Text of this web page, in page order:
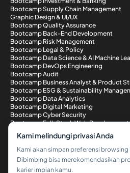
Bootcamp Supply Chain Management
Graphic Design & UI/UX
Bootcamp Quality Assurance
Bootcamp Back-End Development
Bootcamp Risk Management
Bootcamp Legal & Policy
Bootcamp Data Science & AI Machine
Bootcamp DevOps Engineering
Bootcamp Audit
Bootcamp Business Analyst & Product
Bootcamp ESG & Sustainability
Bootcamp Data Analytics
Bootcamp Digital Marketing
Bootcamp Cyber Security
Bootcamp Full-Stack Web Development
Metode Pembayaran
Kami melindungi privasi Anda
Kami akan simpan preferensi
Dibimbing bisa merekomendasikan
karier impian kamu.